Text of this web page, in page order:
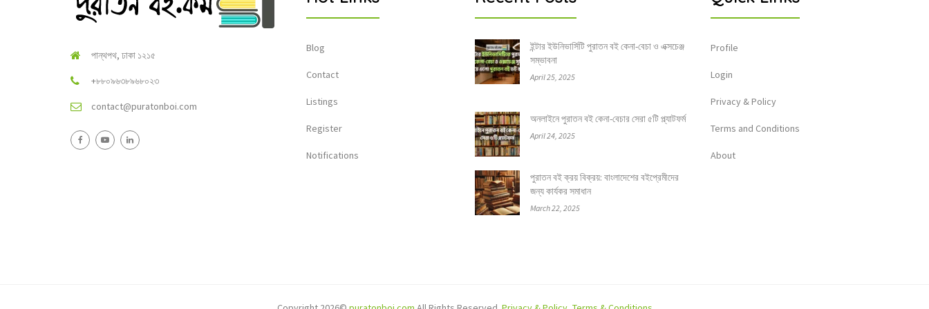
পান্থপথ, ঢাকা ১২১৫
+৮৮০৯৬৩৮৯৬৮০২৩
contact@puratonboi.com
Blog
Contact
Listings
Register
Notifications
ইন্টার ইউনিভার্সিটি পুরাতন বই কেনা-বেচা ও এক্সচেঞ্জ
সম্ভাবনা
April 25, 2025
অনলাইনে পুরাতন বই কেনা-বেচার সেরা ৫টি প্ল্যাটফর্ম
April 24, 2025
পুরাতন বই ক্রয় বিক্রয়: বাংলাদেশের বইপ্রেমীদের
জন্য কার্যকর সমাধান
March 22, 2025
Profile
Login
Privacy & Policy
Terms and Conditions
About